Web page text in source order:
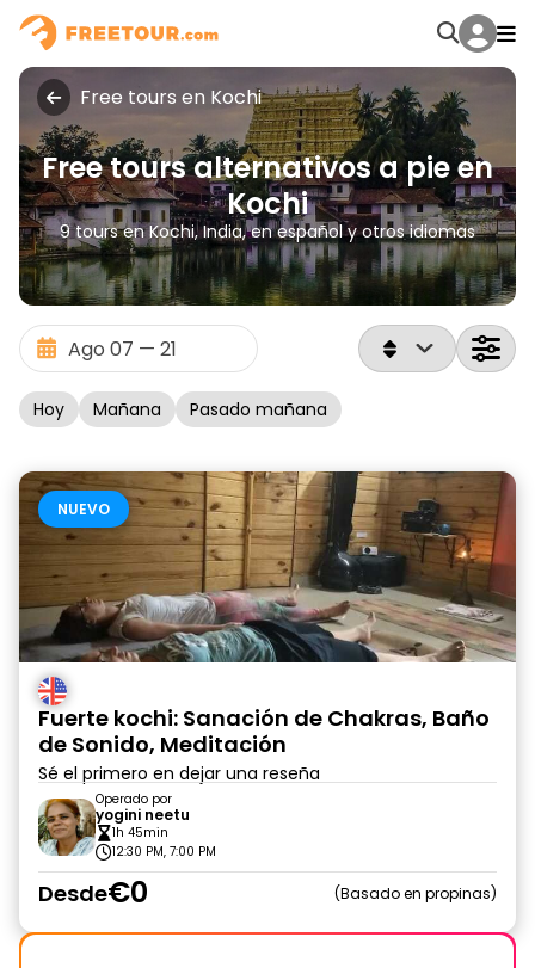
Free tours en Kochi
Free tours alternativos a pie en
Kochi
9 tours en Kochi, India, en español y otros idiomas
Hoy Mañana Pasado mañana
NUEVO
Fuerte kochi: Sanación de Chakras, Baño
de Sonido, Meditación
Sé el primero en dejar una reseña
Operado por
yogini neetu
1h 45min
12:30 PM, 7:00 PM
Desde€0 Basado en propinas